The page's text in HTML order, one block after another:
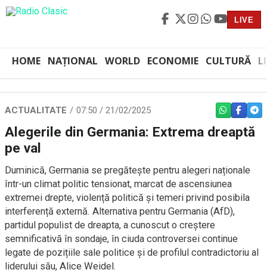
LIVE
HOME NAȚIONAL WORLD ECONOMIE CULTURĂ
ACTUALITATE 07:50 / 21/02/2025 WHATSAPP
Alegerile din Germania: Extrema dreaptă
pe val
Duminică, Germania se pregătește pentru alegeri naționale
într-un climat politic tensionat, marcat de ascensiunea
extremei drepte, violență politică și temeri privind posibila
interferență externă. Alternativa pentru Germania (AfD),
partidul populist de dreapta, a cunoscut o creștere
semnificativă în sondaje, în ciuda controversei continue
legate de pozițiile sale politice și de profilul contradictoriu al
liderului său, Alice Weidel.